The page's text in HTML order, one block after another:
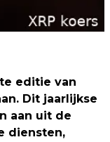
editie van
Dit jaarlijkse
aan uit de
diensten,